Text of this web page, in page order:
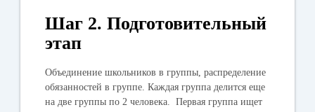
Шаг 2. Подготовительный
этап
Объединение школьников в группы, распределение
обязанностей в группе. Каждая группа делится еще
на две группы по 2 человека. Первая группа ищет